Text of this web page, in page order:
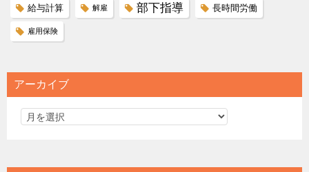
給与計算 解雇 部下指導 長時間労働
雇用保険
アーカイブ